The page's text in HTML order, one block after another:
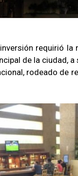
requirió la
de la ciudad,
rodeado de